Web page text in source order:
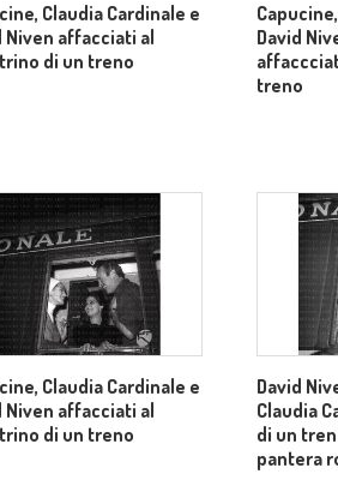
Claudia Cardinale e
Niven affacciati al
di un treno
David
treno
Claudia Cardinale e
Niven affacciati al
di un treno
David
Claudia
di un
pantera